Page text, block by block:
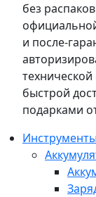
без
и после-
быстрой
подарками
Инструменты